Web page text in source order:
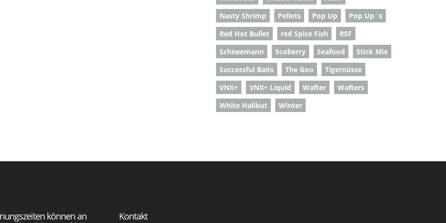
Nasty Shrimp
Pellets Pop Up
Pop Up`s
Red Hot Bullet
red Spice Fish
RSF
Schneemann
Scoberry Seafood
Stick Mix
Successful Baits
The Goo
Tigernüsse
VNX+
VNX+ Liquid Wafter
Wafters
White Halibut
Winter
können an
Kontakt